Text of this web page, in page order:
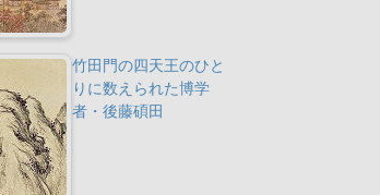
竹田門の四天王のひと
りに数えられた博学
者・後藤碩田